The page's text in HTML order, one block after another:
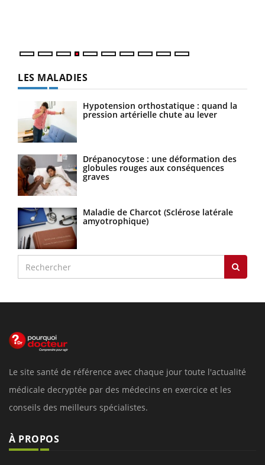
LES MALADIES
Hypotension orthostatique : quand la
pression artérielle chute au lever
Drépanocytose : une déformation des
globules rouges aux conséquences
graves
Maladie de Charcot (Sclérose latérale
amyotrophique)
Le site santé de référence avec chaque jour toute l'actualité
médicale decryptée par des médecins en exercice et les
conseils des meilleurs spécialistes.
À PROPOS